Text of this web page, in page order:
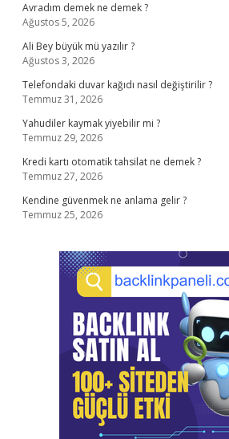
Avradım demek ne demek ?
Ağustos 5, 2026
Ali Bey büyük mü yazılır ?
Ağustos 3, 2026
Telefondaki duvar kağıdı nasıl değiştirilir ?
Temmuz 31, 2026
Yahudiler kaymak yiyebilir mi ?
Temmuz 29, 2026
Kredi kartı otomatik tahsilat ne demek ?
Temmuz 27, 2026
Kendine güvenmek ne anlama gelir ?
Temmuz 25, 2026